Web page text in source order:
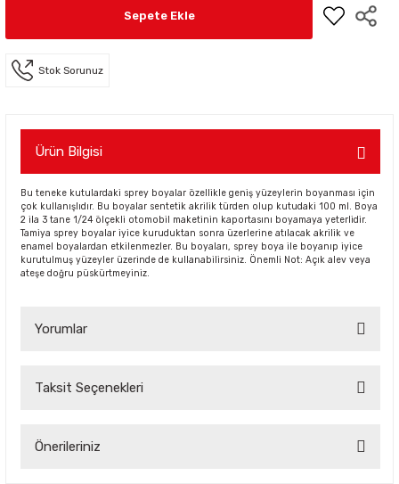
Sepete Ekle
Stok Sorunuz
Ürün Bilgisi
Bu teneke kutulardaki sprey boyalar özellikle geniş yüzeylerin boyanması için
çok kullanışlıdır. Bu boyalar sentetik akrilik türden olup kutudaki 100 ml. Boya
2 ila 3 tane 1/24 ölçekli otomobil maketinin kaportasını boyamaya yeterlidir.
Tamiya sprey boyalar iyice kuruduktan sonra üzerlerine atılacak akrilik ve
enamel boyalardan etkilenmezler. Bu boyaları, sprey boya ile boyanıp iyice
kurutulmuş yüzeyler üzerinde de kullanabilirsiniz. Önemli Not: Açık alev veya
ateşe doğru püskürtmeyiniz.
Yorumlar
Taksit Seçenekleri
Önerileriniz